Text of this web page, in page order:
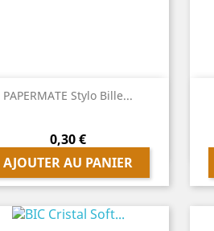
PAPERMATE Stylo Bille...
Prix
0,30 €
AJOUTER AU PANIER
 Aperçu rapide